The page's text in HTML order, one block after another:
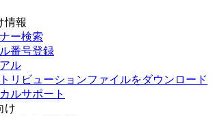
情報
ー検索
番号登録
ル
リビューションファイルをダウンロード
ルサポート
け